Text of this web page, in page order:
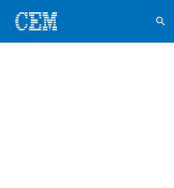
search